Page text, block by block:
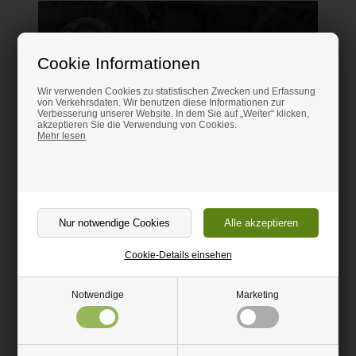
Cookie Informationen
Wir verwenden Cookies zu statistischen Zwecken und Erfassung
von Verkehrsdaten. Wir benutzen diese Informationen zur
Verbesserung unserer Website. In dem Sie auf „Weiter“ klicken,
akzeptieren Sie die Verwendung von Cookies.
Mehr lesen
Notwendige Marketing
Cookie-Details einsehen